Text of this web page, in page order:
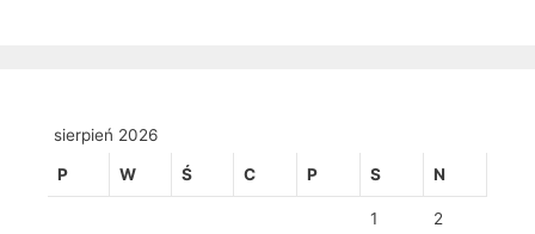
sierpień 2026
P W Ś C P S N
1 2